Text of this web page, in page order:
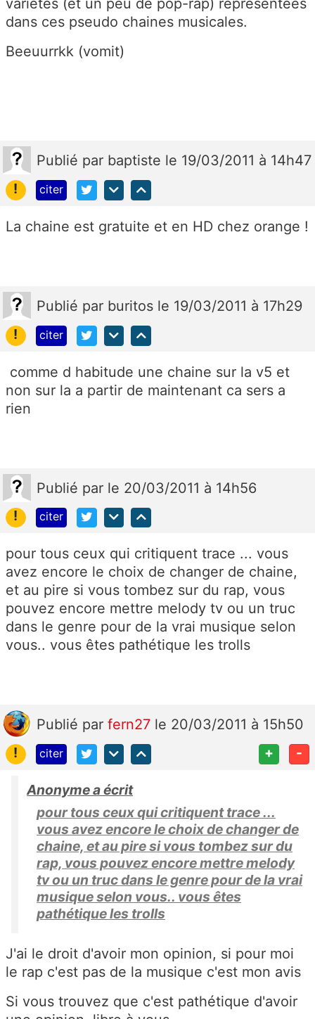
variétés (et un peu de pop-rap) représentées
dans ces pseudo chaines musicales.
Beeuurrkk (vomit)
Publié par baptiste le 19/03/2011 à 14h47
!
citer
La chaine est gratuite et en HD chez orange !
Publié par buritos le 19/03/2011 à 17h29
!
citer
comme d habitude une chaine sur la v5 et
non sur la a partir de maintenant ca sers a
rien
Publié par le 20/03/2011 à 14h56
!
citer
pour tous ceux qui critiquent trace ... vous
avez encore le choix de changer de chaine,
et au pire si vous tombez sur du rap, vous
pouvez encore mettre melody tv ou un truc
dans le genre pour de la vrai musique selon
vous.. vous êtes pathétique les trolls
Publié par fern27 le 20/03/2011 à 15h50
!
citer + -
Anonyme a écrit
pour tous ceux qui critiquent trace ...
vous avez encore le choix de changer de
chaine, et au pire si vous tombez sur du
rap, vous pouvez encore mettre melody
tv ou un truc dans le genre pour de la vrai
musique selon vous.. vous êtes
pathétique les trolls
J'ai le droit d'avoir mon opinion, si pour moi
le rap c'est pas de la musique c'est mon avis
Si vous trouvez que c'est pathétique d'avoir